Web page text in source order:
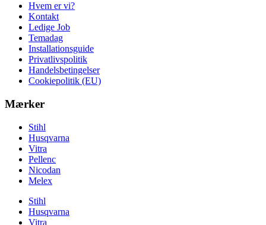
Hvem er vi?
Kontakt
Ledige Job
Temadag
Installationsguide
Privatlivspolitik
Handelsbetingelser
Cookiepolitik (EU)
Mærker
Stihl
Husqvarna
Vitra
Pellenc
Nicodan
Melex
Stihl
Husqvarna
Vitra